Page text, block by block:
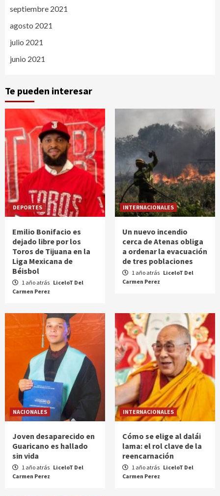
septiembre 2021
agosto 2021
julio 2021
junio 2021
Te pueden interesar
DEPORTES
Emilio Bonifacio es
dejado libre por los
Toros de Tijuana en la
Liga Mexicana de
Béisbol
1 año atrás LiceloT Del
Carmen Perez
INTERNACIONALES
Un nuevo incendio
cerca de Atenas obliga
a ordenar la evacuación
de tres poblaciones
1 año atrás LiceloT Del
Carmen Perez
NACIONALES
Joven desaparecido en
Guaricano es hallado
sin vida
1 año atrás LiceloT Del
Carmen Perez
INTERNACIONALES
Cómo se elige al dalái
lama: el rol clave de la
reencarnación
1 año atrás LiceloT Del
Carmen Perez